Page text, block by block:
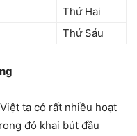
Thứ Hai
Thứ Sáu
ta có rất nhiều hoạt
đó khai bút đầu